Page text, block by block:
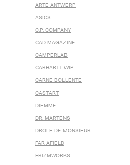
ARTE ANTWERP
ASICS
C.P. COMPANY
CAD MAGAZINE
CAMPERLAB
CARHARTT WIP
CARNE BOLLENTE
CASTART
DIEMME
DR. MARTENS
DROLE DE MONSIEUR
FAR AFIELD
FRIZMWORKS